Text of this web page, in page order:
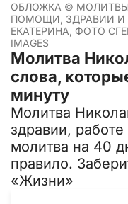
ОБЛОЖКА ©
ПОМОЩИ, ЗДРАВИИ И
ЕКАТЕРИНА, ФОТО
IMAGES
Молитва
слова,
минуту
Молитва
здравии,
молитва на 40
правило.
«Жизни»